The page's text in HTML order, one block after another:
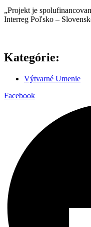
„Projekt je
Interreg Poľsko –
Kategórie:
Výtvarné Umenie
Facebook